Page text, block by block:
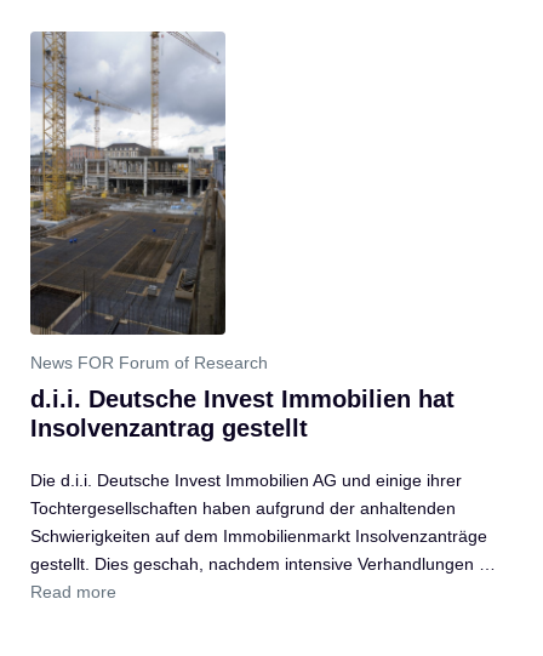
News FOR Forum of Research
d.i.i. Deutsche Invest Immobilien hat
Insolvenzantrag gestellt
Die d.i.i. Deutsche Invest Immobilien AG und einige ihrer
Tochtergesellschaften haben aufgrund der anhaltenden
Schwierigkeiten auf dem Immobilienmarkt Insolvenzanträge
gestellt. Dies geschah, nachdem intensive Verhandlungen …
Read more